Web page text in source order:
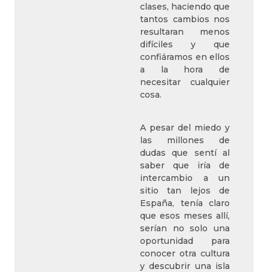
clases, haciendo que
tantos cambios nos
resultaran menos
difíciles y que
confiáramos en ellos
a la hora de
necesitar cualquier
cosa.
A pesar del miedo y
las millones de
dudas que sentí al
saber que iría de
intercambio a un
sitio tan lejos de
España, tenía claro
que esos meses allí,
serían no solo una
oportunidad para
conocer otra cultura
y descubrir una isla